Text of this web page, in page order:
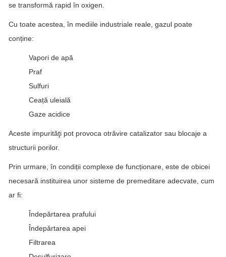
se transformă rapid în oxigen.
Cu toate acestea, în mediile industriale reale, gazul poate
conține:
Vapori de apă
Praf
Sulfuri
Ceață uleială
Gaze acidice
Aceste impurităţi pot provoca otrăvire catalizator sau blocaje a
structurii porilor.
Prin urmare, în condiții complexe de funcționare, este de obicei
necesară instituirea unor sisteme de premeditare adecvate, cum
ar fi:
Îndepărtarea prafului
Îndepărtarea apei
Filtrarea